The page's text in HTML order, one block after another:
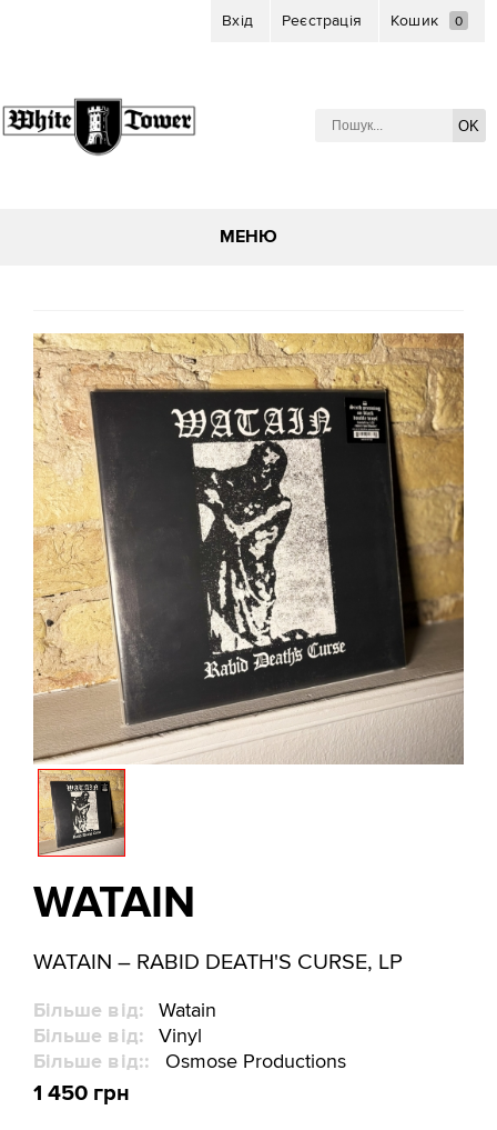
Вхід Реєстрація Кошик 0
WATAIN
WATAIN – RABID DEATH'S CURSE, LP
Більше від: Watain
Більше від: Vinyl
Більше від:: Osmose Productions
1 450 грн